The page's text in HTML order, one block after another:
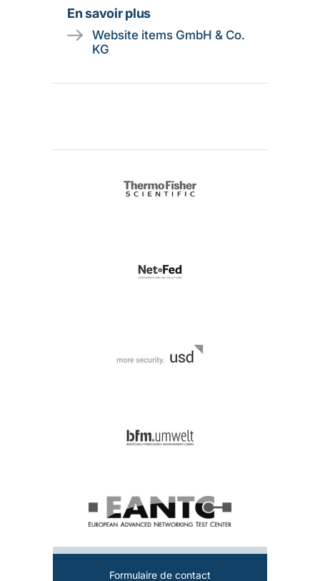
En savoir plus
Website items GmbH & Co.
KG
Formulaire de contact